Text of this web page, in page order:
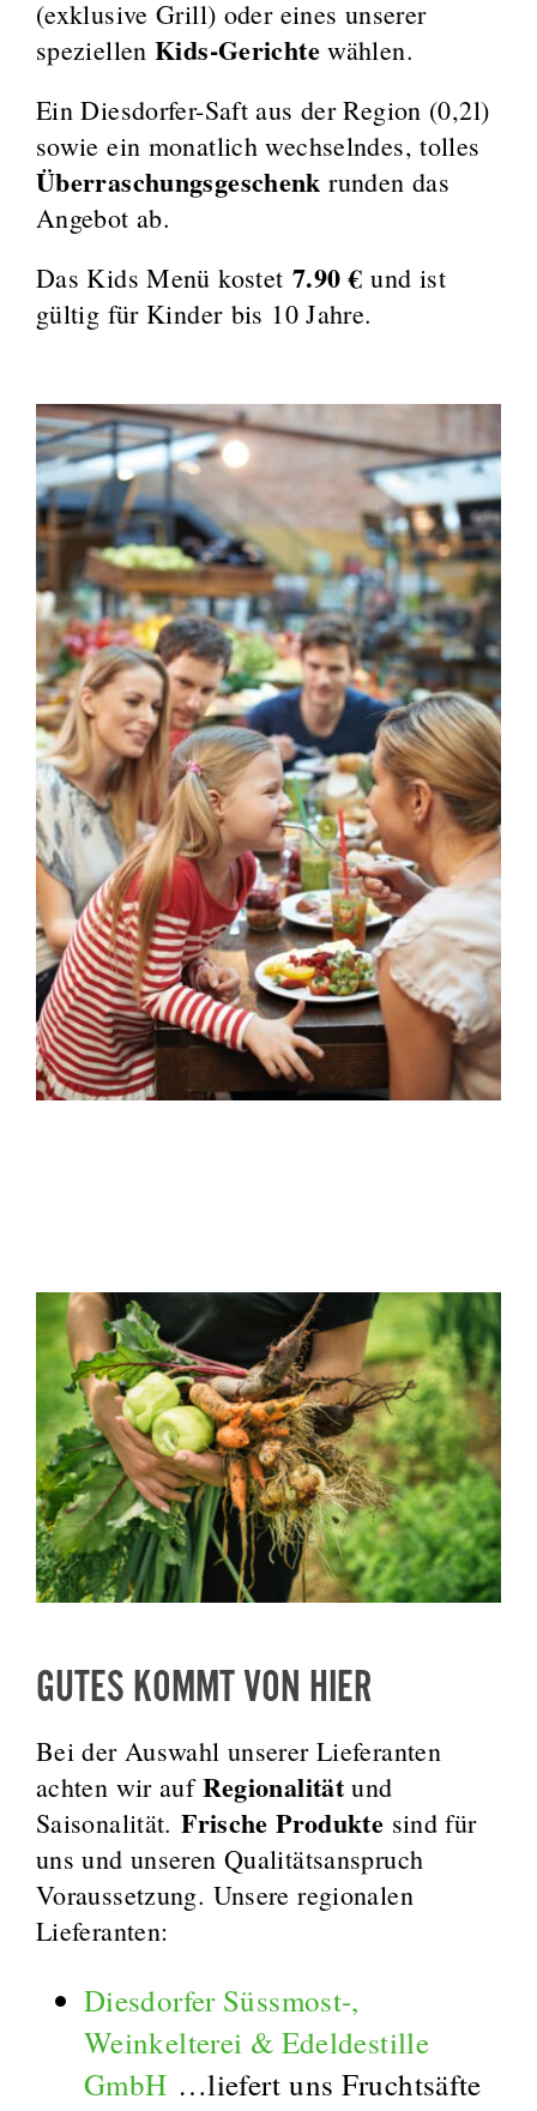
(exklusive Grill) oder eines unserer
speziellenKids-Gerichtewählen.
Ein Diesdorfer-Saft aus der Region (0,2l)
sowie ein monatlich wechselndes, tolles
Überraschungsgeschenk runden das
Angebot ab.
Das Kids Menü kostet 7.90 €und ist
gültig für Kinder bis 10 Jahre.
GUTES KOMMT VON HIER
Bei der Auswahl unserer Lieferanten
achten wir aufRegionalitätund
Saisonalität.Frische Produkte sind für
uns und unseren Qualitätsanspruch
Voraussetzung. Unsere regionalen
Lieferanten:
Diesdorfer Süssmost-,
Weinkelterei & Edeldestille
GmbH …liefert uns Fruchtsäfte